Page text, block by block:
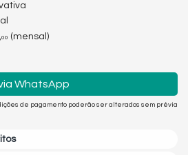
00 (mensal)
WhatsApp
de pagamento poderão ser alterados sem prévia